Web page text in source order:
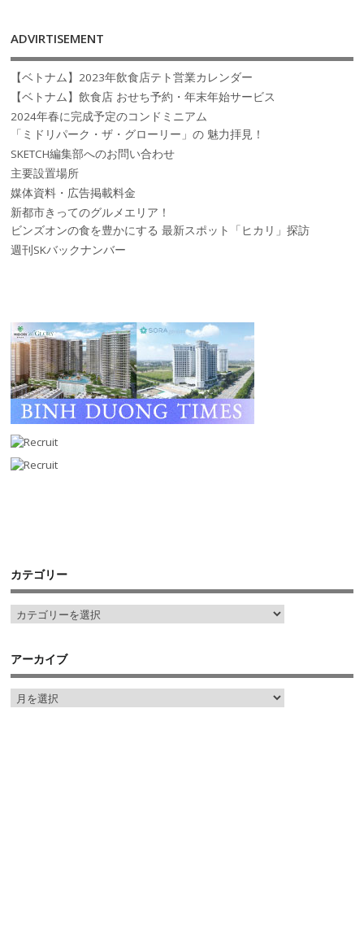
ADVIRTISEMENT
【ベトナム】2023年飲食店テト営業カレンダー
【ベトナム】飲食店 おせち予約・年末年始サービス
2024年春に完成予定のコンドミニアム
「ミドリパーク・ザ・グローリー」の 魅力拝見！
SKETCH編集部へのお問い合わせ
主要設置場所
媒体資料・広告掲載料金
新都市きってのグルメエリア！
ビンズオンの食を豊かにする 最新スポット「ヒカリ」探訪
週刊SKバックナンバー
カテゴリー
アーカイブ